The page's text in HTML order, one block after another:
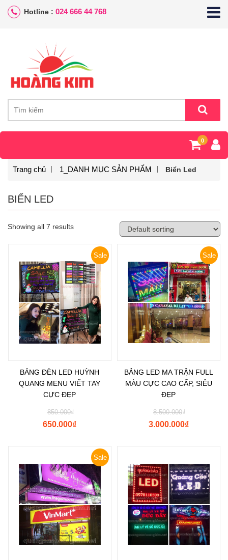
Hotline : 024 666 44 768
0
Trang chủ 1_DANH MỤC SẢN PHẨM Biển Led
BIỂN LED
Showing all 7 results
Sale
BẢNG ĐÈN LED HUỲNH
QUANG MENU VIẾT TAY
CỰC ĐẸP
₫
850.000
₫
650.000
Sale
BẢNG LED MA TRẬN FULL
MÀU CỰC CAO CẤP, SIÊU
ĐẸP
₫
8.500.000
₫
3.000.000
Sale